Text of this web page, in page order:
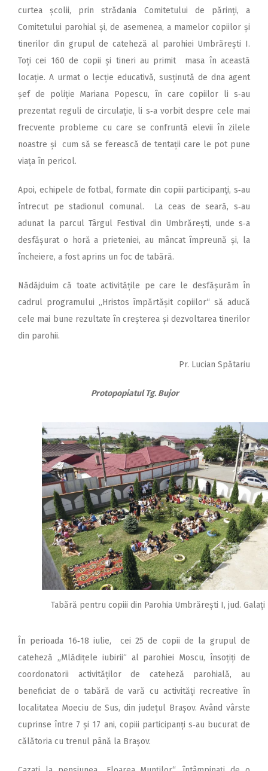
curtea școlii, prin strădania Comitetului de părinți, a
Comitetului parohial și, de asemenea, a mamelor copiilor și
tinerilor din grupul de cateheză al parohiei Umbrărești I.
Toți cei 160 de copii și tineri au primit masa în această
locație. A urmat o lecție educativă, susținută de dna agent
șef de poliție Mariana Popescu, în care copiilor li s‑au
prezentat reguli de circulație, li s‑a vorbit despre cele mai
frecvente probleme cu care se confruntă elevii în zilele
noastre și cum să se ferească de tentații care le pot pune
viața în pericol.
Apoi, echipele de fotbal, formate din copiii participanţi, s‑au
întrecut pe stadionul comunal. La ceas de seară, s‑au
adunat la parcul Târgul Festival din Umbrărești, unde s‑a
desfășurat o horă a prieteniei, au mâncat împreună și, la
încheiere, a fost aprins un foc de tabără.
Nădăjduim că toate activitățile pe care le desfășurăm în
cadrul programului „Hristos împărtășit copiilor“ să aducă
cele mai bune rezultate în creșterea și dezvoltarea tinerilor
din parohii.
Pr. Lucian Spătariu
Protopopiatul Tg. Bujor
Tabără pentru copiii din Parohia Umbrărești I, jud. Galați
În perioada 16‑18 iulie, cei 25 de copii de la grupul de
cateheză „Mlădițele iubirii“ al parohiei Moscu, însoțiți de
coordonatorii activităților de cateheză parohială, au
beneficiat de o tabără de vară cu activități recreative în
localitatea Moeciu de Sus, din județul Brașov. Având vârste
cuprinse între 7 și 17 ani, copiii participanți s‑au bucurat de
călătoria cu trenul până la Brașov.